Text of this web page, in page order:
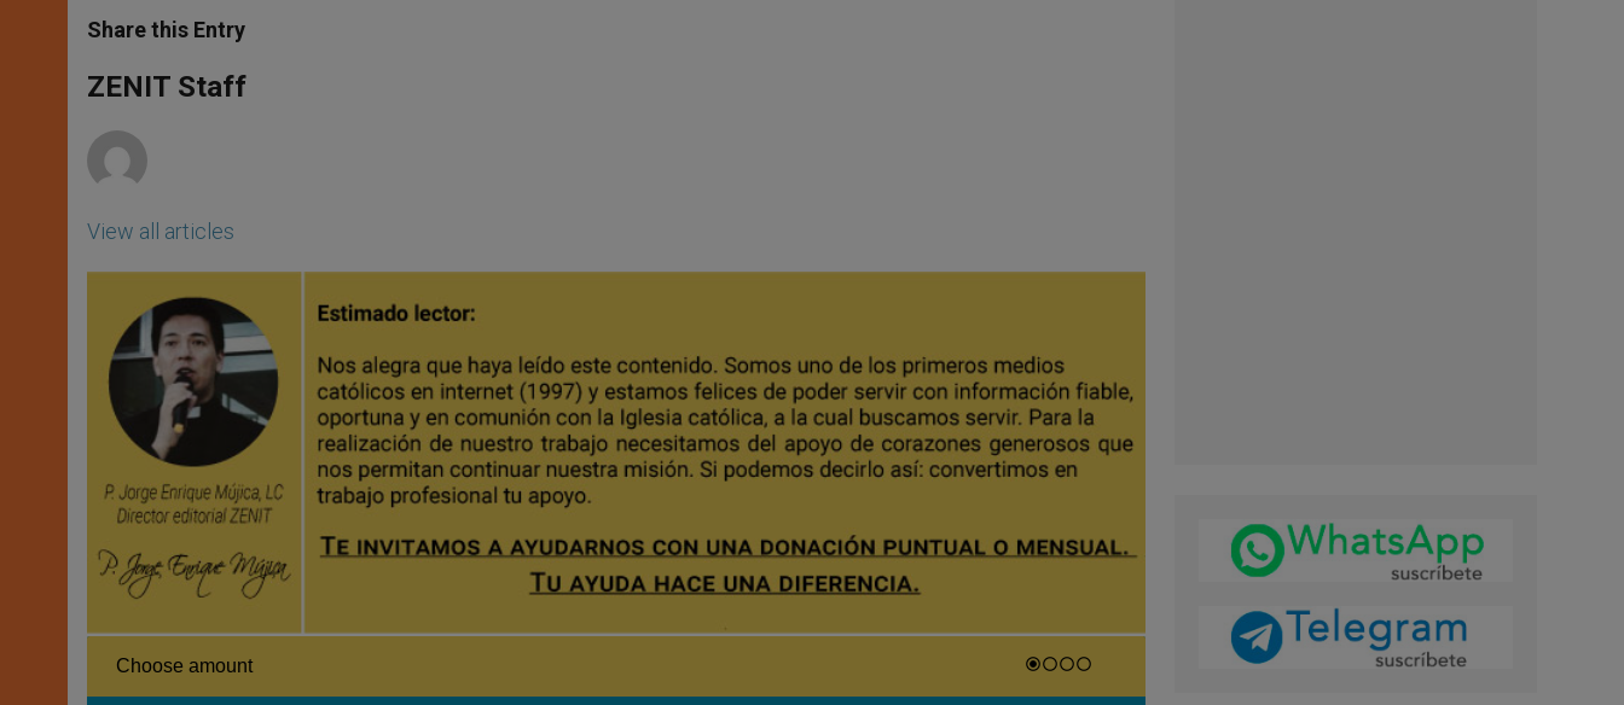
t
s
p
p
s
e
g
e
e
b
o
k
Share this Entry
ZENIT Staff
View all articles